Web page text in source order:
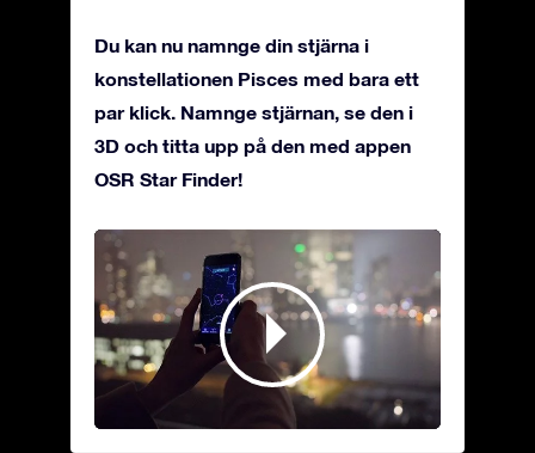
Du kan nu namnge din stjärna i
konstellationen Pisces med bara ett
par klick. Namnge stjärnan, se den i
3D och titta upp på den med appen
OSR Star Finder!